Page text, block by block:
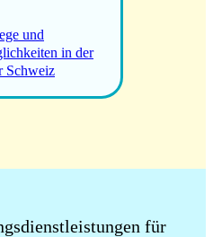
und
in der
Schweiz
für